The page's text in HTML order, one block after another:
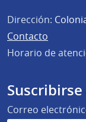
Dirección:
Contacto
Horario de
Correo